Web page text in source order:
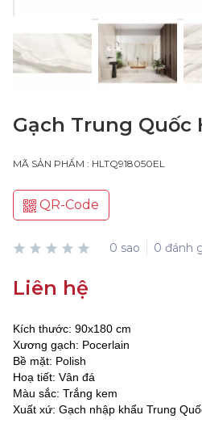
Gạch Trung Quốc
MÃ SẢN PHẨM : HLTQ918050EL
QR-Code
0 sao 0 đánh
Liên hệ
Kích thước: 90x180 cm
Xương gạch: Pocerlain
Bề mặt: Polish
Hoạ tiết: Vân đá
Màu sắc: Trắng kem
Xuất xứ: Gạch nhập khẩu Trung